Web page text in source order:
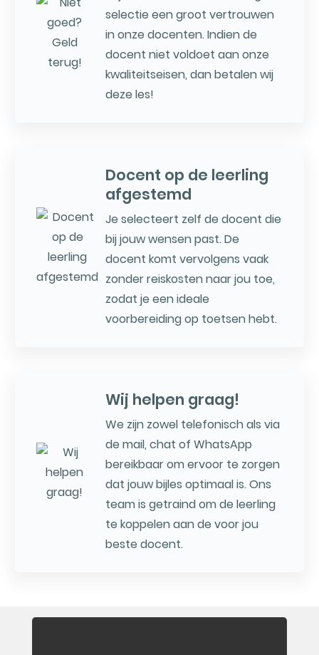
selectie een groot vertrouwen
in onze docenten. Indien de
docent niet voldoet aan onze
kwaliteitseisen, dan betalen wij
deze les!
Docent op de leerling
afgestemd
Je selecteert zelf de docent die
bij jouw wensen past. De
docent komt vervolgens vaak
zonder reiskosten naar jou toe,
zodat je een ideale
voorbereiding op toetsen hebt.
Wij helpen graag!
We zijn zowel telefonisch als via
de mail, chat of WhatsApp
bereikbaar om ervoor te zorgen
dat jouw bijles optimaal is. Ons
team is getraind om de leerling
te koppelen aan de voor jou
beste docent.